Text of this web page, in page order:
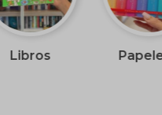
Libros